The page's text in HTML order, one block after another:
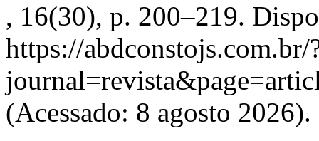
, 16(30), p. 200–219.
https://abdconstojs.com.br/
(Acessado: 8 agosto 2026).